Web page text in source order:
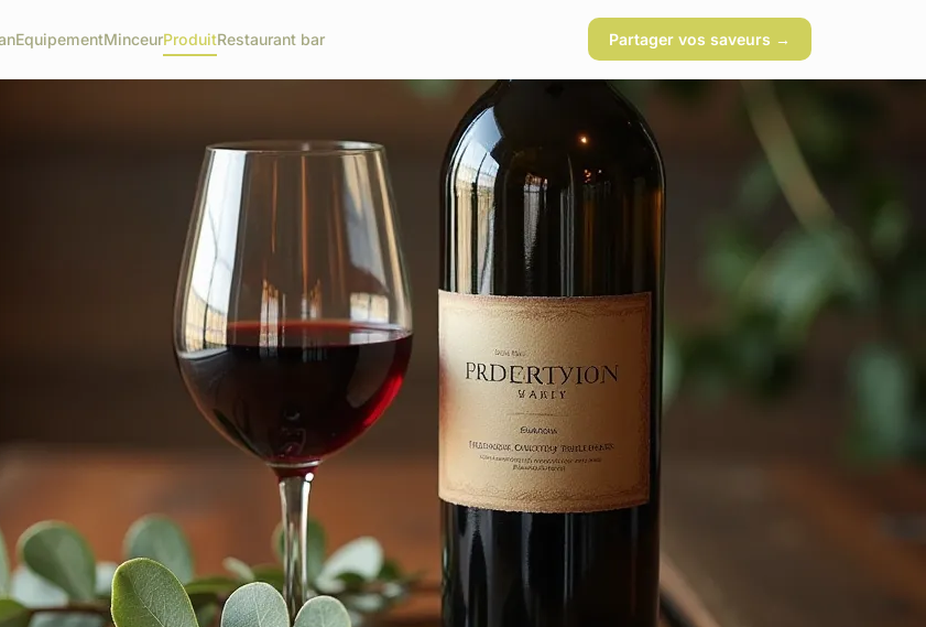
EquipementMinceurProduitRestaurant bar Partager vos saveurs →